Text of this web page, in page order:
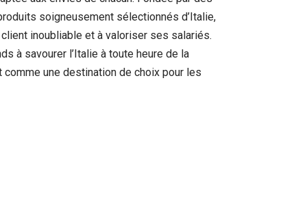
soigneusement sélectionnés d’Italie,
inoubliable et à valoriser ses salariés.
à savourer l’Italie à toute heure de la
une destination de choix pour les